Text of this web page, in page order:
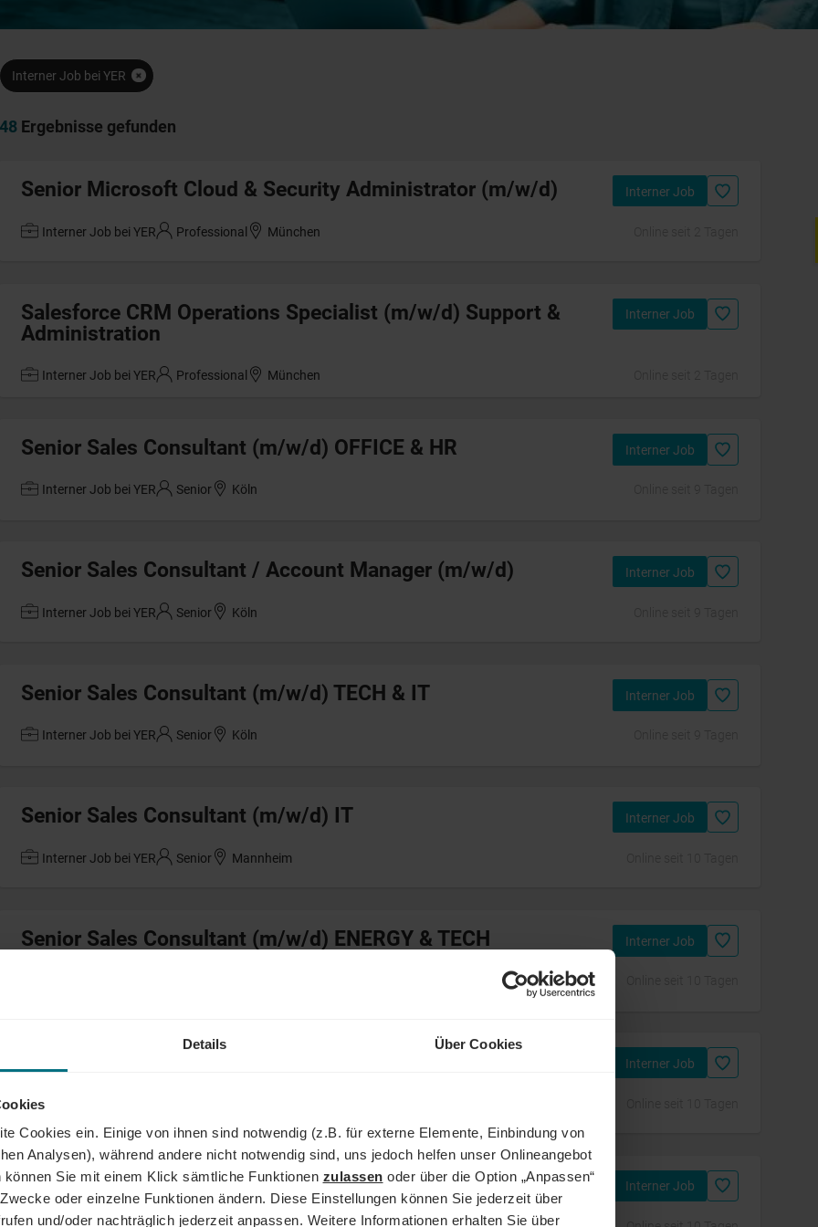
Details Über Cookies
Cookies ein. Einige von ihnen sind notwendig (z.B. für externe Elemente, Einbindung von
Analysen), während andere nicht notwendig sind, uns jedoch helfen unser Onlineangebot
Sie mit einem Klick sämtliche Funktionen zulassen oder über die Option „Anpassen“
oder einzelne Funktionen ändern. Diese Einstellungen können Sie jederzeit über
und/oder nachträglich jederzeit anpassen. Weitere Informationen erhalten Sie über
Interner Job bei YER
48 Ergebnisse gefunden
Senior Microsoft Cloud & Security Administrator (m/w/d) Interner Job
Interner Job bei YER Professional München
Salesforce CRM Operations Specialist (m/w/d) Support &
Administration
Interner Job
Interner Job bei YER Professional München
Senior Sales Consultant (m/w/d) OFFICE & HR Interner Job
Interner Job bei YER Senior Köln
Senior Sales Consultant / Account Manager (m/w/d) Interner Job
Interner Job bei YER Senior Köln
Senior Sales Consultant (m/w/d) TECH & IT Interner Job
Interner Job bei YER Senior Köln
Senior Sales Consultant (m/w/d) IT Interner Job
Interner Job bei YER Senior Mannheim
Senior Sales Consultant (m/w/d) ENERGY & TECH Interner Job
Interner Job
Interner Job bei YER
Senior Recruitment Consultant (m/w/d) TECH & IT Interner Job